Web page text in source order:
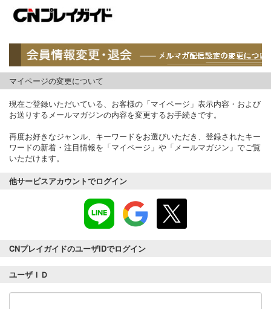
マイページの変更について
現在ご登録いただいている、お客様の「マイページ」表示内容・および
お送りするメールマガジンの内容を変更するお手続きです。
再度お好きなジャンル、キーワードをお選びいただき、登録されたキー
ワードの新着・注目情報を「マイページ」や「メールマガジン」でご覧
いただけます。
他サービスアカウントでログイン
CNプレイガイドのユーザIDでログイン
ユーザＩＤ